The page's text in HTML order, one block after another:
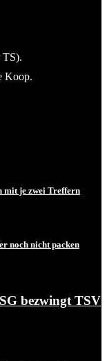
TS).
Koop.
mit je zwei Treffern
noch nicht packen
bezwingt TSV